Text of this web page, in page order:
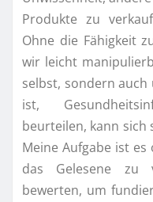
Produkte zu
Ohne die Fähigkeit
wir leicht
selbst, sondern
ist,
beurteilen, kann sich
Meine Aufgabe ist
das Gelesene zu
bewerten, um